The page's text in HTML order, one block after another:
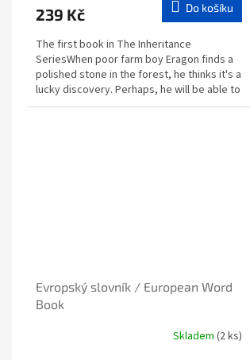
239 Kč Do košíku
The first book in The Inheritance
SeriesWhen poor farm boy Eragon finds a
polished stone in the forest, he thinks it's a
lucky discovery. Perhaps, he will be able to
buy his...
Evropský slovník / European Word
Book
Skladem (2 ks)